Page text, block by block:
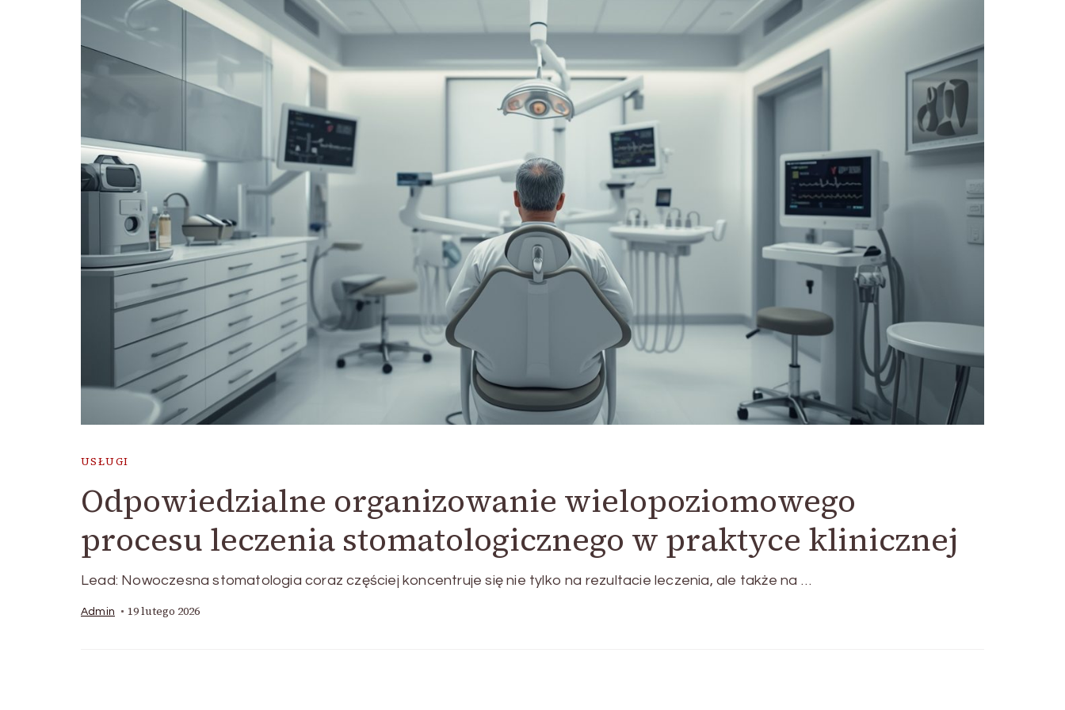
USŁUGI
Odpowiedzialne organizowanie wielopoziomowego
procesu leczenia stomatologicznego w praktyce klinicznej
Lead: Nowoczesna stomatologia coraz częściej koncentruje się nie tylko na rezultacie leczenia, ale także na …
Admin 19 lutego 2026